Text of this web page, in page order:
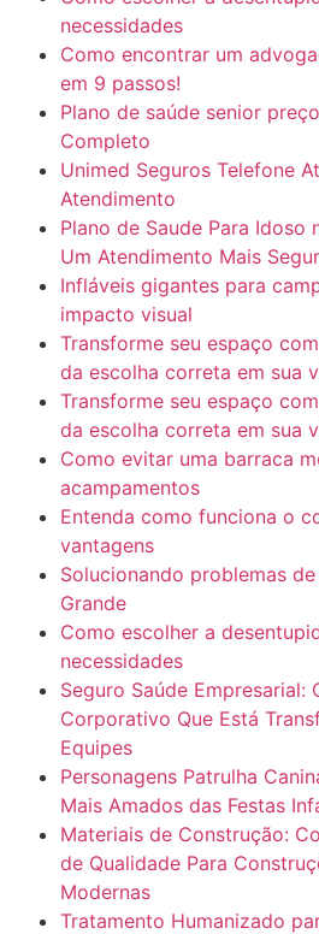
necessidades
Como encontrar um
em 9 passos!
Plano de saúde senior
Completo
Unimed Seguros Telefone
Atendimento
Plano de Saude Para Idoso
Um Atendimento Mais
Infláveis gigantes para
impacto visual
Transforme seu espaço
da escolha correta em sua
Transforme seu espaço
da escolha correta em sua
Como evitar uma barraca
acampamentos
Entenda como funciona o
vantagens
Solucionando problemas
Grande
Como escolher a
necessidades
Seguro Saúde Empresarial:
Corporativo Que Está
Equipes
Personagens Patrulha
Mais Amados das Festas
Materiais de Construção:
de Qualidade Para
Modernas
Tratamento Humanizado